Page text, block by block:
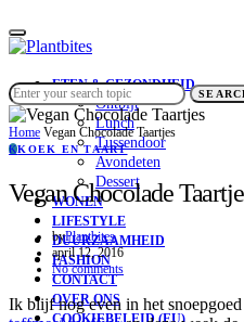
ETEN & GEZONDHEID
Ontbijt
Lunch
Tussendoor
Avondeten
Dessert
WONEN
LIFESTYLE
DUURZAAMHEID
FASHION
CONTACT
OVER ONS
COOKIEBELEID (EU)
Search for:
Home Vegan Chocolade Taartjes
KKOEK EN TAART
Vegan Chocolade
byPlantbites
april 12, 2016
No comments
Ik blijf nog even in het